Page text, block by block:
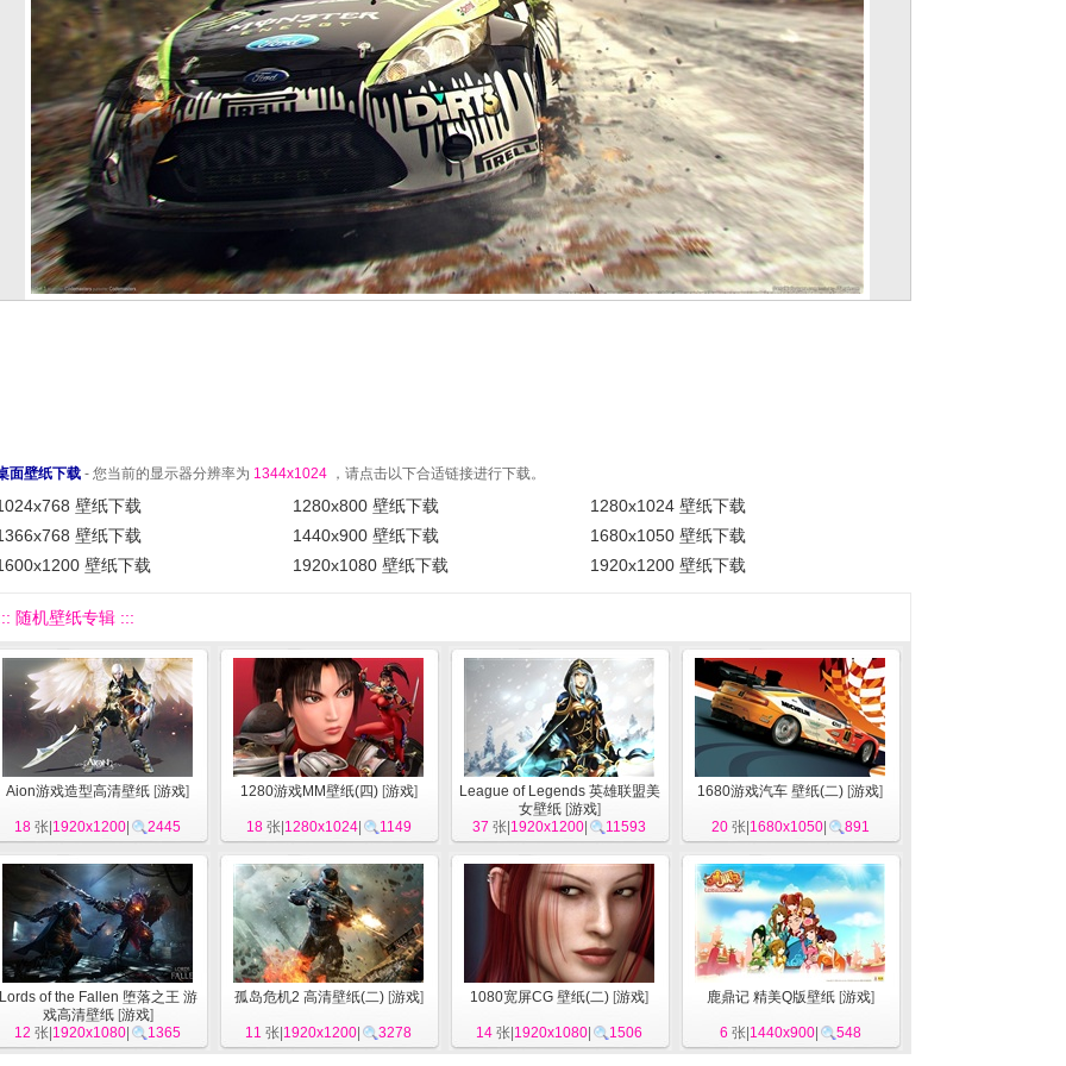
面壁纸下载 - 您当前的显示器分辨率为 1344x1024 ，请点击以下合适链接进行下载。
壁纸下载 1280x800 壁纸下载
1280x1024 壁纸下载
壁纸下载
1440x900 壁纸下载
1680x1050 壁纸下载
壁纸下载
1920x1080 壁纸下载 1920x1200 壁纸下载
随机壁纸专辑 :::
Aion游戏造型高清壁纸 [游戏]
18 张| 1920x1200 2445
1280游戏MM壁纸(四)[游戏]
18张| 1280x1024| 1149
League of Legends 英雄联盟美
女壁纸[游戏]
37 张| 1920x1200 11593
1680游戏汽车 壁纸(二) [游戏]
20张| 1680x1050| 891
Lords of the Fallen 堕落之王 游
戏高清壁纸[游戏]
12 张| 1920x1080 1365
孤岛危机2 高清壁纸(二)[游戏]
11 张| 1920x1200 3278
1080宽屏CG 壁纸(二) [游戏]
14 张| 1920x1080 1506
鹿鼎记 精美Q版壁纸[游戏]
6 张| 1440x900| 548